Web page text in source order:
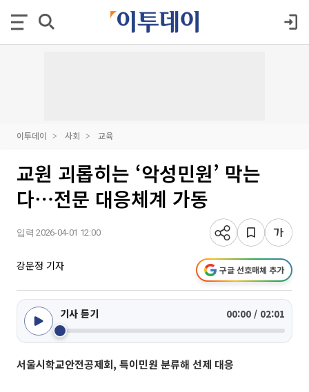
이투데이 사회 교육
교원 괴롭히는 ‘악성민원’ 막는
다⋯전문 대응체계 가동
입력 2026-04-01 12:00
강문정 기자 구글 선호매체 추가
기사 듣기 00:00 / 02:01
서울시학교안전공제회, 특이민원 분류해 선제 대응